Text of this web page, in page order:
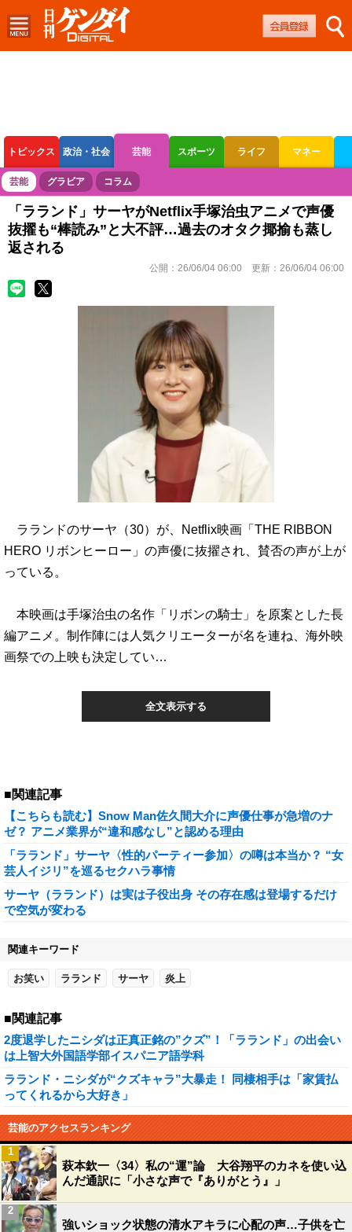
トピックス 政治・社会 芸能 スポーツ ライフ マネー
ボートレース 競輪 オートレース
芸能 グラビア コラム
「ラランド」サーヤがNetflix手塚治虫アニメで声優
抜擢も“棒読み”と大不評…過去のオタク揶揄も蒸し
返される
公開： 26/06/04 06:00 更新： 26/06/04 06:00
ラランドのサーヤ（30）が、Netflix映画「THE RIBBON
HERO リボンヒーロー」の声優に抜擢され、賛否の声が上が
っている。
本映画は手塚治虫の名作「リボンの騎士」を原案とした長
編アニメ。制作陣には人気クリエーターが名を連ね、海外映
画祭での上映も決定してい…
全文表示する
■関連記事
【こちらも読む】Snow Man佐久間大介に声優仕事が急増のナ
ゼ？ アニメ業界が“違和感なし”と認める理由
「ラランド」サーヤ〈性的パーティー参加〉の噂は本当か？ “女
芸人イジリ”を巡るセクハラ事情
サーヤ（ラランド）は実は子役出身 その存在感は登場するだけ
で空気が変わる
関連キーワード
お笑い ラランド サーヤ 炎上
■関連記事
2度退学したニシダは正真正銘の”クズ”！「ラランド」の出会い
は上智大外国語学部イスパニア語学科
ラランド・ニシダが“クズキャラ”大暴走！ 同棲相手は「家賃払
ってくれるから大好き」
芸能のアクセスランキング
萩本欽一〈34〉私の“運”論 大谷翔平のカネを使い込
んだ通訳に「小さな声で『ありがとう』」
1
強いショック状態の清水アキラに心配の声…子供を亡
2